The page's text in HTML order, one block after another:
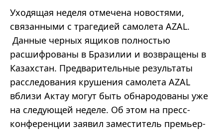
Уходящая неделя отмечена новостями,
связанными с трагедией самолета AZAL.
Данные черных ящиков полностью
расшифрованы в Бразилии и возвращены в
Казахстан. Предварительные результаты
расследования крушения самолета AZAL
вблизи Актау могут быть обнародованы уже
на следующей неделе. Об этом на пресс-
конференции заявил заместитель премьер-